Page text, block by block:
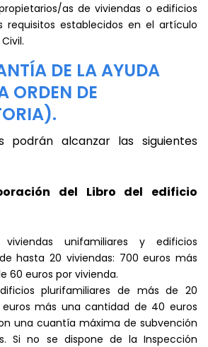
as de viviendas o edificios
requisitos establecidos en el artículo
DE LA AYUDA
ORDEN DE
podrán alcanzar las siguientes
del Libro del edificio
unifamiliares y edificios
hasta 20 viviendas: 700 euros más
60 euros por vivienda.
plurifamiliares de más de 20
euros más una cantidad de 40 euros
una cuantía máxima de subvención
Si no se dispone de la Inspección